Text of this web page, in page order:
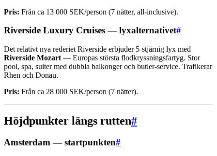
Pris: Från ca 13 000 SEK/person (7 nätter, all-inclusive).
Riverside Luxury Cruises — lyxalternativet#
Det relativt nya rederiet Riverside erbjuder 5-stjärnig lyx med
Riverside Mozart — Europas största flodkryssningsfartyg. Stor
pool, spa, suiter med dubbla balkonger och butler-service. Trafikerar
Rhen och Donau.
Pris: Från ca 28 000 SEK/person (7 nätter).
Höjdpunkter längs rutten#
Amsterdam — startpunkten#